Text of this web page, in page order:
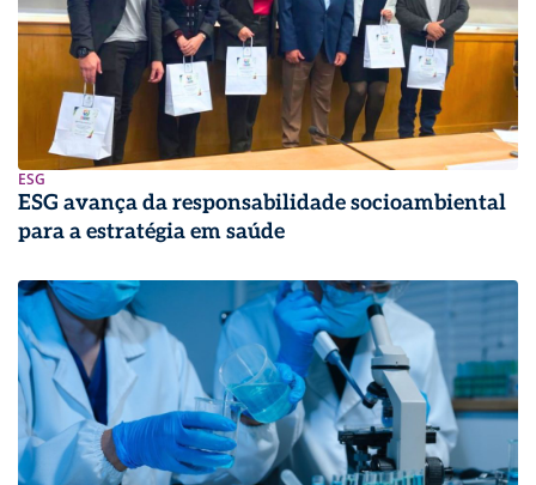
ESG
ESG avança da responsabilidade socioambiental
para a estratégia em saúde